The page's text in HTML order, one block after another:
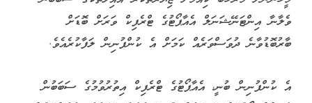
ވެލާނާ އިންޓަނޭޝަނަލް އެއާޕޯޓުގެ ޓްރެފިކް ވަރަށް ބޮޑަށް
ބާރުބޮޑުވާނެ ދުވަސްވަރެއް ކަމަށް އެ ކުންފުނިން ލަފާކުރެއެވެ.
އެ ކުންފުނިން ބުނީ، އެއާޕޯޓުގެ ޓްރެފިކް އިތުރުވުމުގެ ސަބަބުން